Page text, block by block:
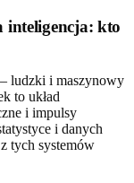
inteligencja: kto
ludzki i maszynowy
to układ
i impulsy
i danych
tych systemów